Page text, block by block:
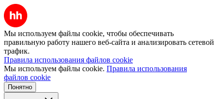
Мы используем файлы cookie, чтобы обеспечивать
правильную работу нашего веб-сайта и анализировать сетевой
трафик.
Правила использования файлов cookie
Мы используем файлы cookie. Правила использования
файлов cookie
Понятно